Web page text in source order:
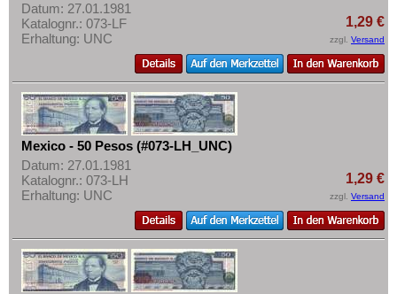
Datum: 27.01.1981
Katalognr.: 073-LF
Erhaltung: UNC
1,29 €
zzgl. Versand
Mexico - 50 Pesos (#073-LH_UNC)
Datum: 27.01.1981
Katalognr.: 073-LH
Erhaltung: UNC
1,29 €
zzgl. Versand